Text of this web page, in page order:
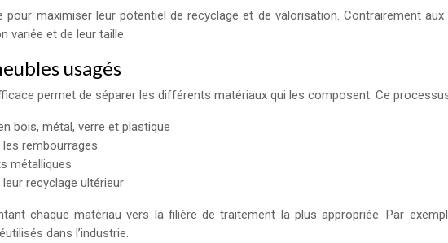
maximiser leur potentiel de recyclage et de valorisation. Contrairement
variée et de leur taille.
usagés
permet de séparer les différents matériaux qui les composent. Ce
bois, métal, verre et plastique
rembourrages
métalliques
recyclage ultérieur
chaque matériau vers la filière de traitement la plus appropriée. Par
dans l’industrie.